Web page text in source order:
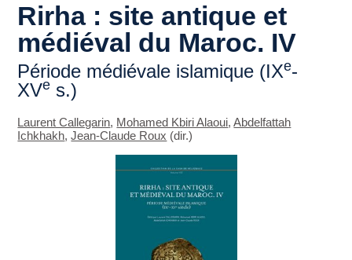
Rirha : site antique et
médiéval du Maroc. IV
Période médiévale islamique (IXe-
XVe s.)
Laurent Callegarin, Mohamed Kbiri Alaoui,Abdelfattah
Ichkhakh,Jean-Claude Roux (dir.)